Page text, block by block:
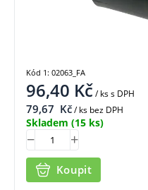
96,40 Kč/ kss DPH
79,67 Kč/ ks bez DPH
Skladem (15 ks)
Koupit
Kód 1: 02063_FA